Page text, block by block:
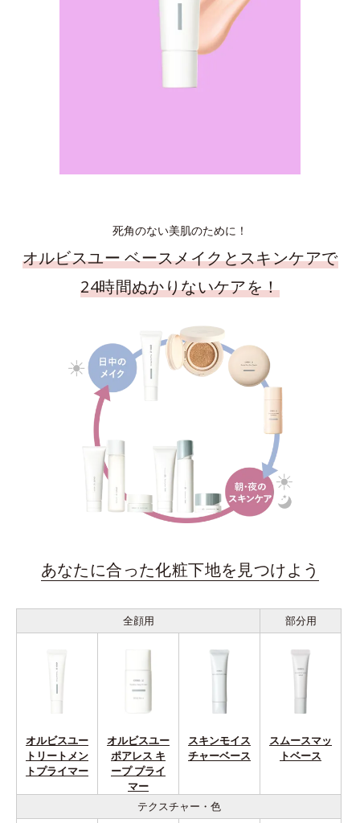
死角のない美肌のために！
オルビスユー ベースメイクとスキンケアで
24時間ぬかりないケアを！
あなたに合った化粧下地を見つけよう
全顔用 部分用
オルビスユー
トリートメン
トプライマー
オルビスユー
ポアレス キ
ープ プライ
マー
スキンモイス
チャーベース
スムースマッ
トベース
テクスチャー・色